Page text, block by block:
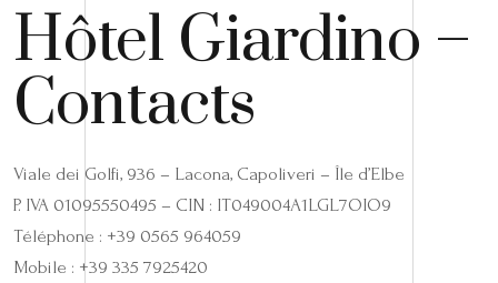
Hôtel Giardino –
Contacts
Viale dei Golfi, 936 – Lacona, Capoliveri – Île d’Elbe
P. IVA 01095550495 – CIN : IT049004A1LGL7OIO9
Téléphone : +39 0565 964059
Mobile : +39 335 7925420